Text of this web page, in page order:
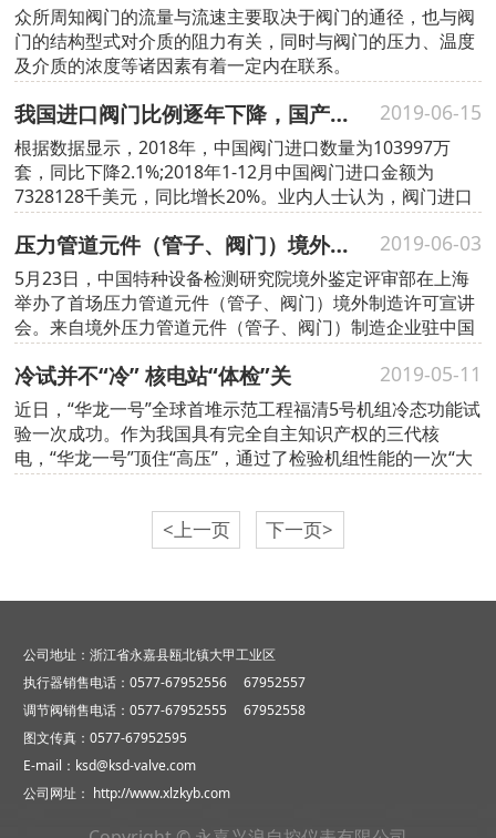
众所周知阀门的流量与流速主要取决于阀门的通径，也与阀
门的结构型式对介质的阻力有关，同时与阀门的压力、温度
及介质的浓度等诸因素有着一定内在联系。
我国进口阀门比例逐年下降，国产品牌强势崛起 2019-06-15
根据数据显示，2018年，中国阀门进口数量为103997万
套，同比下降2.1%;2018年1-12月中国阀门进口金额为
7328128千美元，同比增长20%。业内人士认为，阀门进口
数量的下降，体现了国产阀门在质量、技术等方面的提升。
压力管道元件（管子、阀门）境外制造许可首场宣讲会在上海举行 2019-06-03
5月23日，中国特种设备检测研究院境外鉴定评审部在上海
举办了首场压力管道元件（管子、阀门）境外制造许可宣讲
会。来自境外压力管道元件（管子、阀门）制造企业驻中国
厂商代表等共计三十余人参会。根据年初总局发布
冷试并不“冷” 核电站“体检”关 2019-05-11
近日，“华龙一号”全球首堆示范工程福清5号机组冷态功能试
验一次成功。作为我国具有完全自主知识产权的三代核
电，“华龙一号”顶住“高压”，通过了检验机组性能的一次“大
考”。这标志着该机组打破首堆必拖“魔咒”，提前转入调试阶
<上一页 下一页>
公司地址：浙江省永嘉县瓯北镇大甲工业区
执行器销售电话：0577-67952556 67952557
调节阀销售电话：0577-67952555 67952558
图文传真：0577-67952595
E-mail：ksd@ksd-valve.com
公司网址： http://www.xlzkyb.com